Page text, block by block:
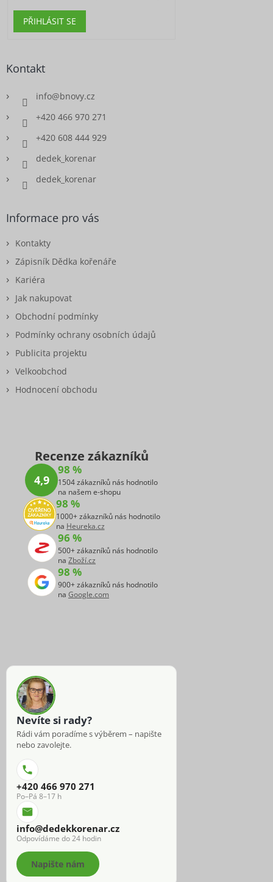
PŘIHLÁSIT SE
Kontakt
info@bnovy.cz
+420 466 970 271
+420 608 444 929
dedek_korenar
dedek_korenar
Informace pro vás
Kontakty
Zápisník Dědka kořenáře
Kariéra
Jak nakupovat
Obchodní podmínky
Podmínky ochrany osobních údajů
Publicita projektu
Velkoobchod
Hodnocení obchodu
Recenze zákazníků
4,9
98 %
1504 zákazníků nás hodnotilo
na našem e-shopu
98 %
1000+ zákazníků nás hodnotilo
na Heureka.cz
96 %
500+ zákazníků nás hodnotilo
na Zboží.cz
98 %
900+ zákazníků nás hodnotilo
na Google.com
Nevíte si rady?
Rádi vám poradíme s výběrem – napište
nebo zavolejte.
+420 466 970 271
Po–Pá 8–17 h
info@dedekkorenar.cz
Odpovídáme do 24 hodin
Napište nám